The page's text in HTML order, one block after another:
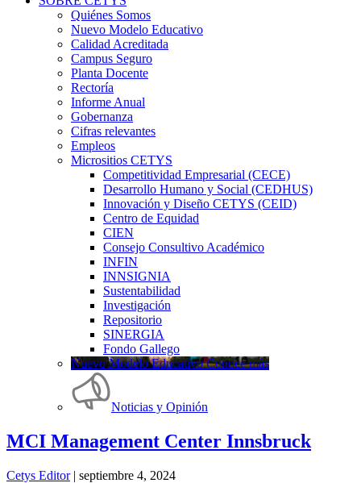
Quiénes Somos
Nuevo Modelo Educativo
Calidad Acreditada
Campus Seguro
Planta Docente
Rectoría
Informe Anual
Gobernanza
Cifras relevantes
Empleos
Micrositios CETYS
Competitividad Empresarial (CECE)
Desarrollo Humano y Social (CEDHUS)
Innovación y Diseño CETYS (CEID)
Centro de Equidad
CIEN
Consejo Consultivo Académico
INFIN
INNSIGNIA
Sustentabilidad
Investigación
Repositorio
SINERGIA
Fondo Gallego
Nuevo Modelo Educativo Conoce más
Noticias y Opinión
MCI Management Center Innsbruck
Cetys Editor | septiembre 4, 2024